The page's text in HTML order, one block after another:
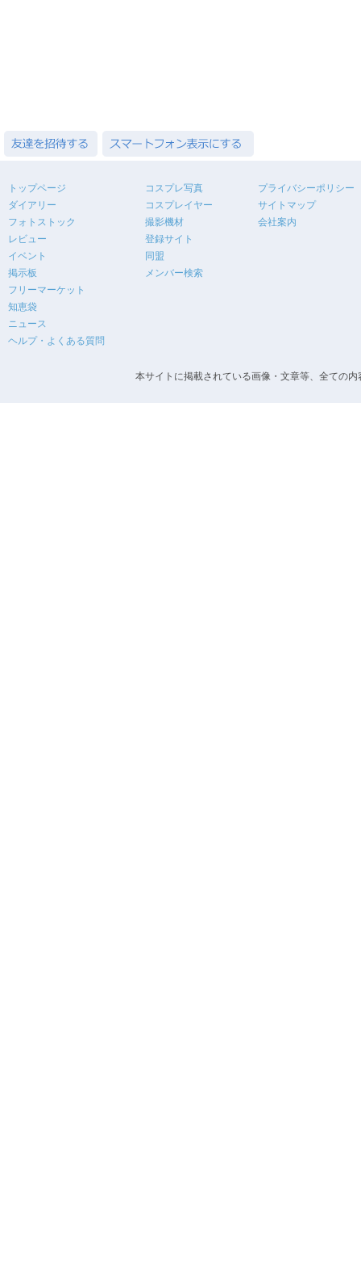
トップページ
ダイアリー
フォトストック
レビュー
イベント
掲示板
フリーマーケット
知恵袋
ニュース
ヘルプ・よくある質問
コスプレ写真
コスプレイヤー
撮影機材
登録サイト
同盟
メンバー検索
プライバシーポリシー
サイトマップ
会社案内
本サイトに掲載されている画像・文章等、全ての